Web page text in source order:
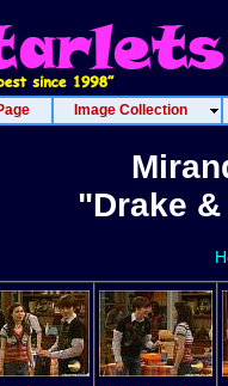
Image Collection
"Drake